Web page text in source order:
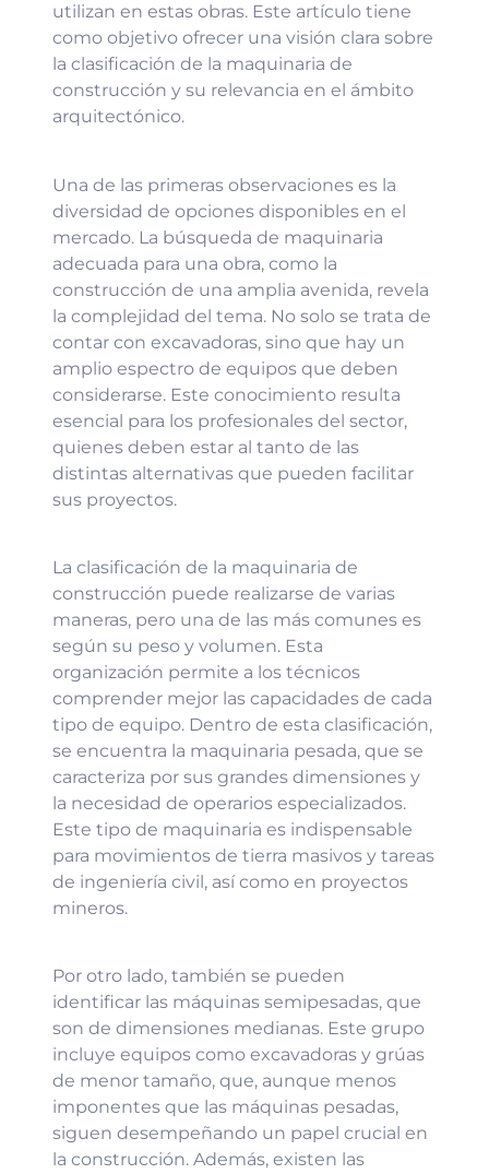
utilizan en estas obras. Este artículo tiene
como objetivo ofrecer una visión clara sobre
la clasificación de la maquinaria de
construcción y su relevancia en el ámbito
arquitectónico.
Una de las primeras observaciones es la
diversidad de opciones disponibles en el
mercado. La búsqueda de maquinaria
adecuada para una obra, como la
construcción de una amplia avenida, revela
la complejidad del tema. No solo se trata de
contar con excavadoras, sino que hay un
amplio espectro de equipos que deben
considerarse. Este conocimiento resulta
esencial para los profesionales del sector,
quienes deben estar al tanto de las
distintas alternativas que pueden facilitar
sus proyectos.
La clasificación de la maquinaria de
construcción puede realizarse de varias
maneras, pero una de las más comunes es
según su peso y volumen. Esta
organización permite a los técnicos
comprender mejor las capacidades de cada
tipo de equipo. Dentro de esta clasificación,
se encuentra la maquinaria pesada, que se
caracteriza por sus grandes dimensiones y
la necesidad de operarios especializados.
Este tipo de maquinaria es indispensable
para movimientos de tierra masivos y tareas
de ingeniería civil, así como en proyectos
mineros.
Por otro lado, también se pueden
identificar las máquinas semipesadas, que
son de dimensiones medianas. Este grupo
incluye equipos como excavadoras y grúas
de menor tamaño, que, aunque menos
imponentes que las máquinas pesadas,
siguen desempeñando un papel crucial en
la construcción. Además, existen las